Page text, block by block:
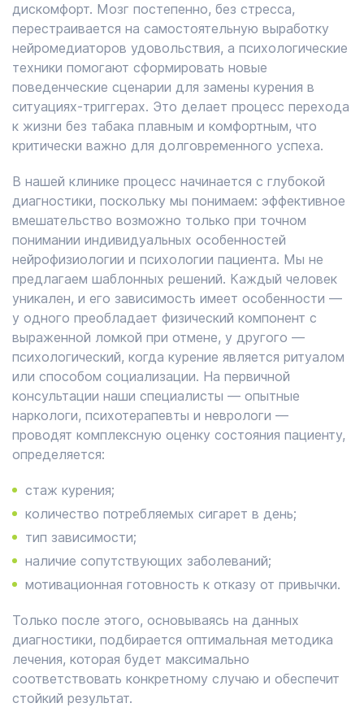
дискомфорт. Мозг постепенно, без стресса,
перестраивается на самостоятельную выработку
нейромедиаторов удовольствия, а психологические
техники помогают сформировать новые
поведенческие сценарии для замены курения в
ситуациях-триггерах. Это делает процесс перехода
к жизни без табака плавным и комфортным, что
критически важно для долговременного успеха.
В нашей клинике процесс начинается с глубокой
диагностики, поскольку мы понимаем: эффективное
вмешательство возможно только при точном
понимании индивидуальных особенностей
нейрофизиологии и психологии пациента. Мы не
предлагаем шаблонных решений. Каждый человек
уникален, и его зависимость имеет особенности —
у одного преобладает физический компонент с
выраженной ломкой при отмене, у другого —
психологический, когда курение является ритуалом
или способом социализации. На первичной
консультации наши специалисты — опытные
наркологи, психотерапевты и неврологи —
проводят комплексную оценку состояния пациенту,
определяется:
стаж курения;
количество потребляемых сигарет в день;
тип зависимости;
наличие сопутствующих заболеваний;
мотивационная готовность к отказу от привычки.
Только после этого, основываясь на данных
диагностики, подбирается оптимальная методика
лечения, которая будет максимально
соответствовать конкретному случаю и обеспечит
стойкий результат.